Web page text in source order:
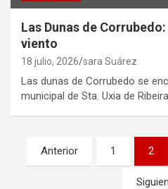
Las Dunas de
viento
18 julio, 2026 sara Suárez
Las dunas de Corrubedo se
municipal de Sta. Uxia de
Paginación
de
Anterior 1 2